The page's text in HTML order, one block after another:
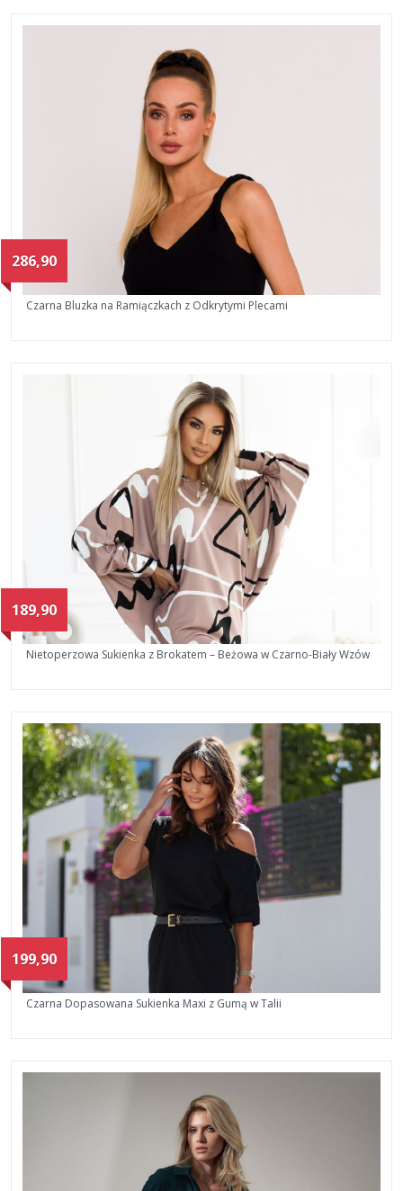
286,90
Czarna Bluzka na Ramiączkach z Odkrytymi Plecami
189,90
Nietoperzowa Sukienka z Brokatem – Beżowa w Czarno-Biały Wzów
199,90
Czarna Dopasowana Sukienka Maxi z Gumą w Talii